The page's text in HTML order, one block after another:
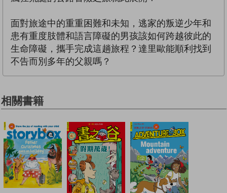
面對旅途中的重重困難和未知，逃家的叛逆少年和
患有重度肢體和語言障礙的男孩該如何跨越彼此的
生命障礙，攜手完成這趟旅程？達里歐能順利找到
不告而別多年的父親嗎？
相關書籍